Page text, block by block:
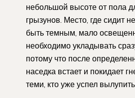
небольшой высоте от пола
грызунов. Место, где сидит
быть темным, мало
необходимо укладывать
потому что после
наседка встает и покидает
теми, кто уже успел